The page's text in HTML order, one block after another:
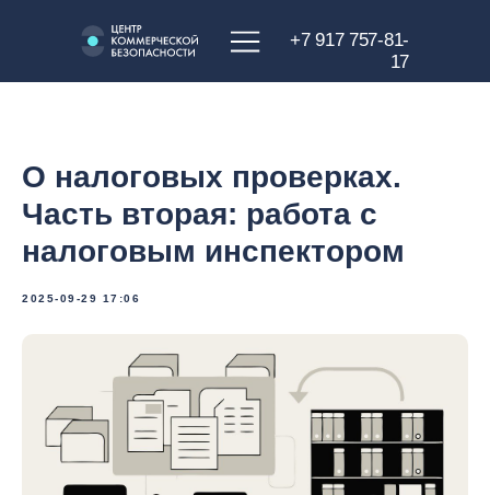
+7 917 757-81-
17
О налоговых проверках.
Часть вторая: работа с
налоговым инспектором
2025-09-29 17:06